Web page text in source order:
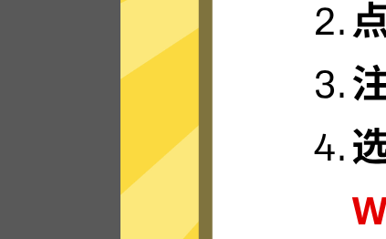
闪电般的连接速
快区加速器的服务器使用更新一代的”闪
接技术，只为速度而生，可轻松支持